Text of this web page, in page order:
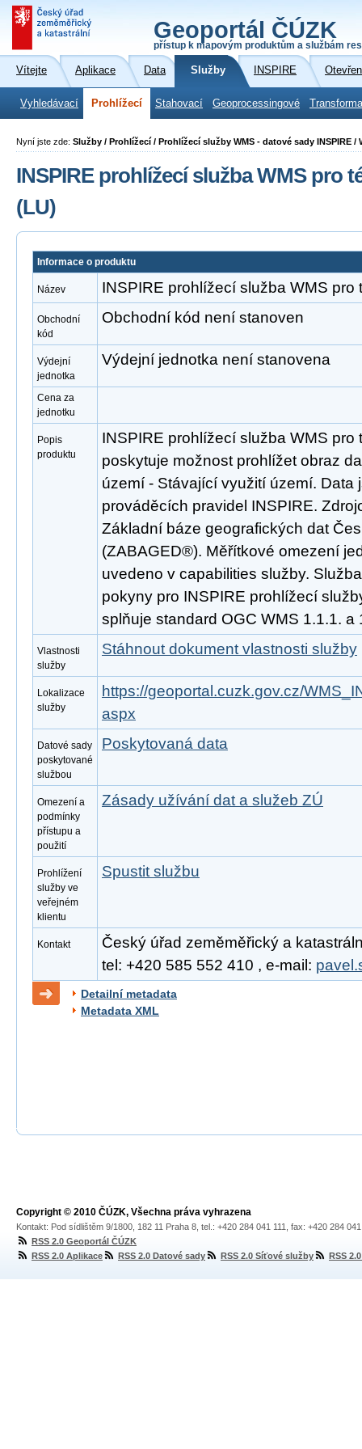
Geoportál ČÚZK
přístup k mapovým produktům a službám
Vítejte Aplikace Data Služby INSPIRE
Vyhledávací Prohlížecí Stahovací Geoprocessingové
Nyní jste zde: Služby / Prohlížecí / Prohlížecí služby WMS - datové sady INSPIRE /
INSPIRE prohlížecí služba WMS pro
(LU)
Informace o produktu
Název INSPIRE prohlížecí služba WMS pro
Obchodní
kód
Obchodní kód není stanoven
Výdejní
jednotka
Výdejní jednotka není stanovena
Cena za
jednotku
Popis
produktu
INSPIRE prohlížecí služba WMS pro
poskytuje možnost prohlížet obraz
území - Stávající využití území. Data
prováděcích pravidel INSPIRE.
Základní báze geografických dat
(ZABAGED®). Měřítkové omezení
uvedeno v capabilities služby.
pokyny pro INSPIRE prohlížecí
splňuje standard OGC WMS 1.1.1. a
Vlastnosti
služby
Stáhnout dokument vlastnosti služby
Lokalizace
služby
https://geoportal.cuzk.gov.cz/
aspx
Datové sady
poskytované
službou
Poskytovaná data
Omezení a
podmínky
přístupu a
použití
Zásady užívání dat a služeb ZÚ
Prohlížení
služby ve
veřejném
klientu
Spustit službu
Kontakt
Český úřad zeměměřický a
tel: +420 585 552 410 , e-mail:
Detailní metadata
Metadata XML
Copyright © 2010 ČÚZK, Všechna práva vyhrazena
Kontakt: Pod sídlištěm 9/1800, 182 11 Praha 8, tel.: +420 284 041 111, fax: +420 284
RSS 2.0 Geoportál ČÚZK
RSS 2.0 Aplikace
RSS 2.0 Datové sady RSS 2.0 Síťové služby RSS